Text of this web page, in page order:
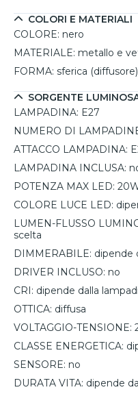
COLORI E MATERIALI
COLORE: nero
MATERIALE: metallo e
FORMA: sferica
SORGENTE
LAMPADINA: E27
NUMERO DI
ATTACCO LAMPADINA:
LAMPADINA INCLUSA:
POTENZA MAX LED:
COLORE LUCE LED:
LUMEN-FLUSSO
scelta
DIMMERABILE: dipende
DRIVER INCLUSO: no
CRI: dipende dalla
OTTICA: diffusa
VOLTAGGIO-TENSIONE:
CLASSE ENERGETICA:
SENSORE: no
DURATA VITA: dipende